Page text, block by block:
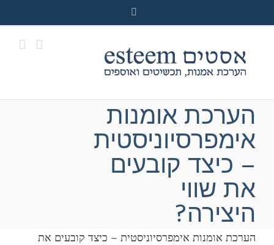
הערכת אומנות
אימפרסיוניסטית
– כיצד קובעים
את שווי
היצירה?
הערכת אומנות אימפרסיוניסטית – כיצד קובעים את